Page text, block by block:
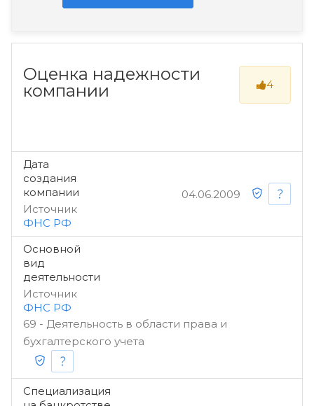
Оценка надежности
компании
4
Дата
создания
компании
Источник
ФНС РФ
04.06.2009
Основной
вид
деятельности
Источник
ФНС РФ
69 - Деятельность в области права и
бухгалтерского учета
Специализация